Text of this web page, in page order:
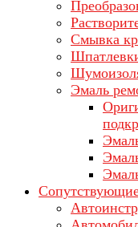
Смывка
Эмаль